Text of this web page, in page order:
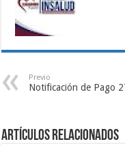
Previo
Notificación de Pago
Artículos relacionados